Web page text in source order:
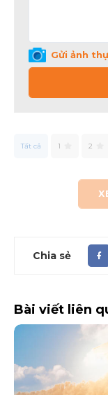
Gửi ảnh
Tất cả 1 2
Chia sẻ
Bài viết liên